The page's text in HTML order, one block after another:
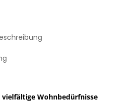
Wohnbedürfnisse